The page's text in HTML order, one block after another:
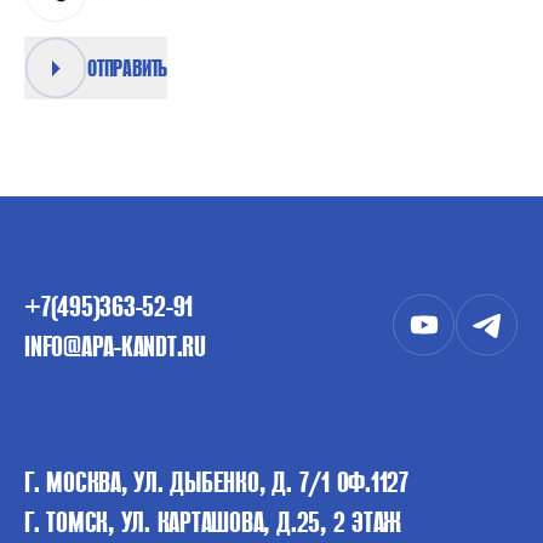
ОТПРАВИТЬ
+7(495)363-52-91
INFO@APA-KANDT.RU
Г. МОСКВА, УЛ. ДЫБЕНКО, Д. 7/1 ОФ.1127
Г. ТОМСК, УЛ. КАРТАШОВА, Д.25, 2 ЭТАЖ